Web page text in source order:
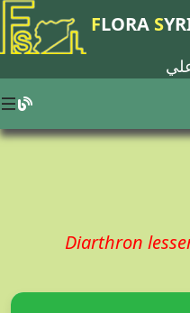
FLORA S
Diarthron